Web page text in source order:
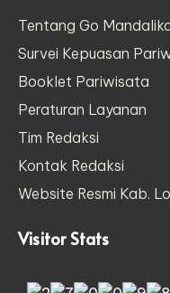
Tentang Go
Survei Kepuasan
Booklet Pariwisata
Peraturan Layanan
Tim Redaksi
Kontak Redaksi
Website Resmi Kab.
Visitor Stats